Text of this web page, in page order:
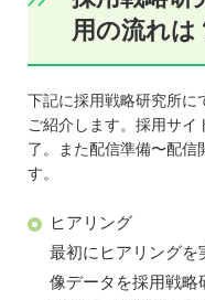
用の流れは
下記に採用戦略研究所に
ご紹介します。採用サ
了。また配信準備〜配信
す。
ヒアリング
最初にヒアリングを
像データを採用戦略